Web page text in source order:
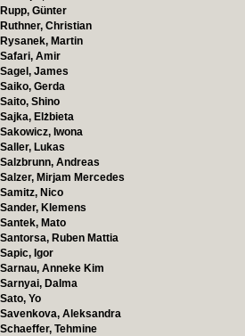
Rupp, Günter
Ruthner, Christian
Rysanek, Martin
Safari, Amir
Sagel, James
Saiko, Gerda
Saito, Shino
Sajka, Elżbieta
Sakowicz, Iwona
Saller, Lukas
Salzbrunn, Andreas
Salzer, Mirjam Mercedes
Samitz, Nico
Sander, Klemens
Santek, Mato
Santorsa, Ruben Mattia
Sapic, Igor
Sarnau, Anneke Kim
Sarnyai, Dalma
Sato, Yo
Savenkova, Aleksandra
Schaeffer, Tehmine